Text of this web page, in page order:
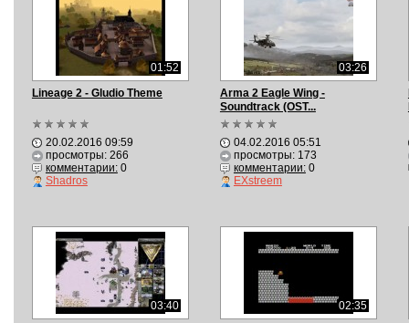
01:52
Lineage 2 - Gludio Theme
20.02.2016 09:59
просмотры: 266
комментарии:0
Shadros
03:26
Arma 2 Eagle Wing -
Soundtrack (OST...
04.02.2016 05:51
просмотры: 173
комментарии:0
EXstreem
03:40
02:35